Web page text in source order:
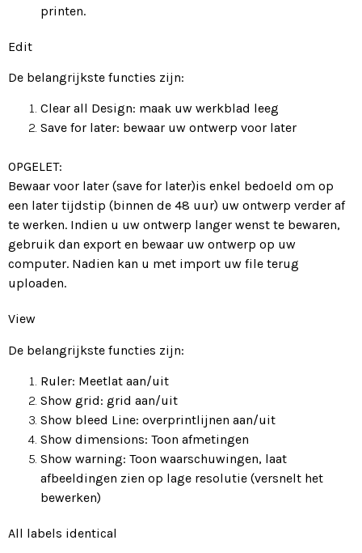
printen.
Edit
De belangrijkste functies zijn:
Clear all Design: maak uw werkblad leeg
Save for later: bewaar uw ontwerp voor later
OPGELET:
Bewaar voor later (save for later)is enkel bedoeld om op
een later tijdstip (binnen de 48 uur) uw ontwerp verder af
te werken. Indien u uw ontwerp langer wenst te bewaren,
gebruik dan export en bewaar uw ontwerp op uw
computer. Nadien kan u met import uw file terug
uploaden.
View
De belangrijkste functies zijn:
Ruler: Meetlat aan/uit
Show grid: grid aan/uit
Show bleed Line: overprintlijnen aan/uit
Show dimensions: Toon afmetingen
Show warning: Toon waarschuwingen, laat
afbeeldingen zien op lage resolutie (versnelt het
bewerken)
All labels identical